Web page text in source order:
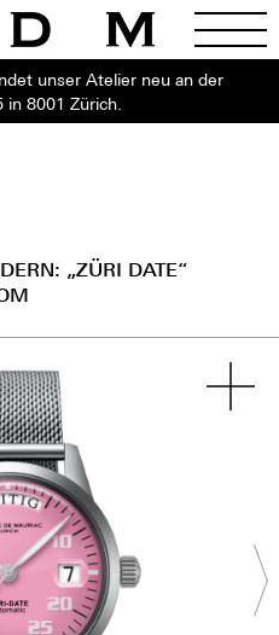
unser Atelier neu an der
in 8001 Zürich.
„ZÜRI DATE“